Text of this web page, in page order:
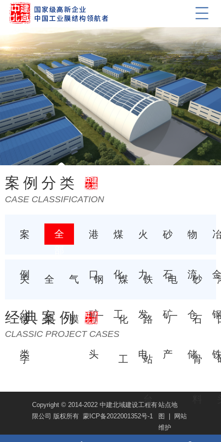
主页>
案例分类
CASE CLASSIFICATION
案
例
分
类
全
港
口
矿
头
煤
化
工
火
力
发
电
砂
石
矿
产
物
流
仓
储
关
键
字
全
部
气
膜
钢
厂
煤
化
工
铁
路
站
电
厂
砂
石
骨
经典案例
CLASSIC PROJECT CASES
Copyright © 2014-2022 中建北域建设工程有
限公司 版权所有 蒙ICP备2022001352号-1
站点地
图
网站
维护